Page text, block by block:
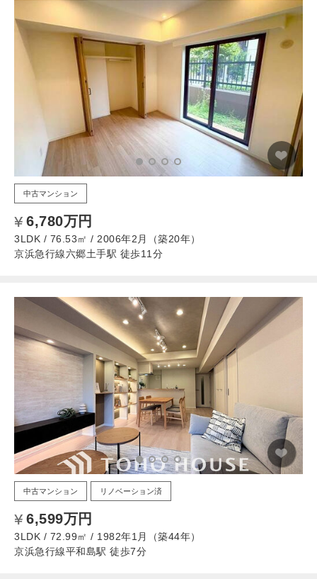
中古マンション
6,780万円
3LDK / 76.53㎡ / 2006年2月（築20年）
京浜急行線六郷土手駅 徒歩11分
中古マンション リノベーション済
6,599万円
3LDK / 72.99㎡ / 1982年1月（築44年）
京浜急行線平和島駅 徒歩7分